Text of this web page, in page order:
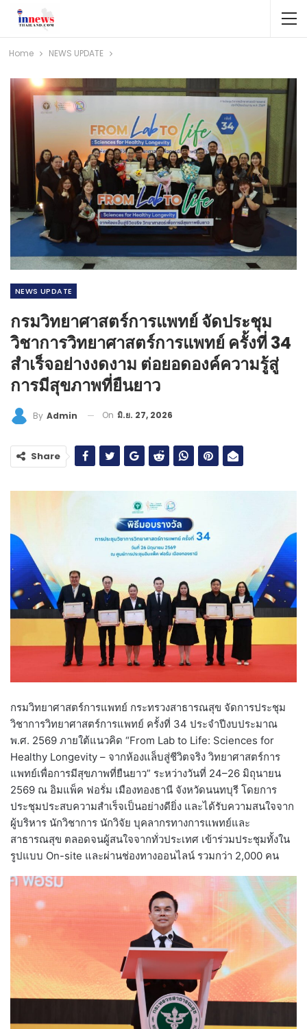
Home NEWS​ UPDATE
NEWS​ UPDATE
กรมวิทยาศาสตร์การแพทย์ จัดประชุม
วิชาการวิทยาศาสตร์การแพทย์ ครั้งที่ 34
สำเร็จอย่างงดงาม ต่อยอดองค์ความรู้สู่
การมีสุขภาพที่ยืนยาว
By Admin On มิ.ย. 27, 2026
Share
กรมวิทยาศาสตร์การแพทย์ กระทรวงสาธารณสุข จัดการประชุม
วิชาการวิทยาศาสตร์การแพทย์ ครั้งที่ 34 ประจำปีงบประมาณ
พ.ศ. 2569 ภายใต้แนวคิด “From Lab to Life: Sciences for
Healthy Longevity – จากห้องแล็บสู่ชีวิตจริง วิทยาศาสตร์การ
แพทย์เพื่อการมีสุขภาพที่ยืนยาว” ระหว่างวันที่ 24–26 มิถุนายน
2569 ณ อิมแพ็ค ฟอรั่ม เมืองทองธานี จังหวัดนนทบุรี โดยการ
ประชุมประสบความสำเร็จเป็นอย่างดียิ่ง และได้รับความสนใจจาก
ผู้บริหาร นักวิชาการ นักวิจัย บุคลากรทางการแพทย์และ
สาธารณสุข ตลอดจนผู้สนใจจากทั่วประเทศ เข้าร่วมประชุมทั้งใน
รูปแบบ On-site และผ่านช่องทางออนไลน์ รวมกว่า 2,000 คน